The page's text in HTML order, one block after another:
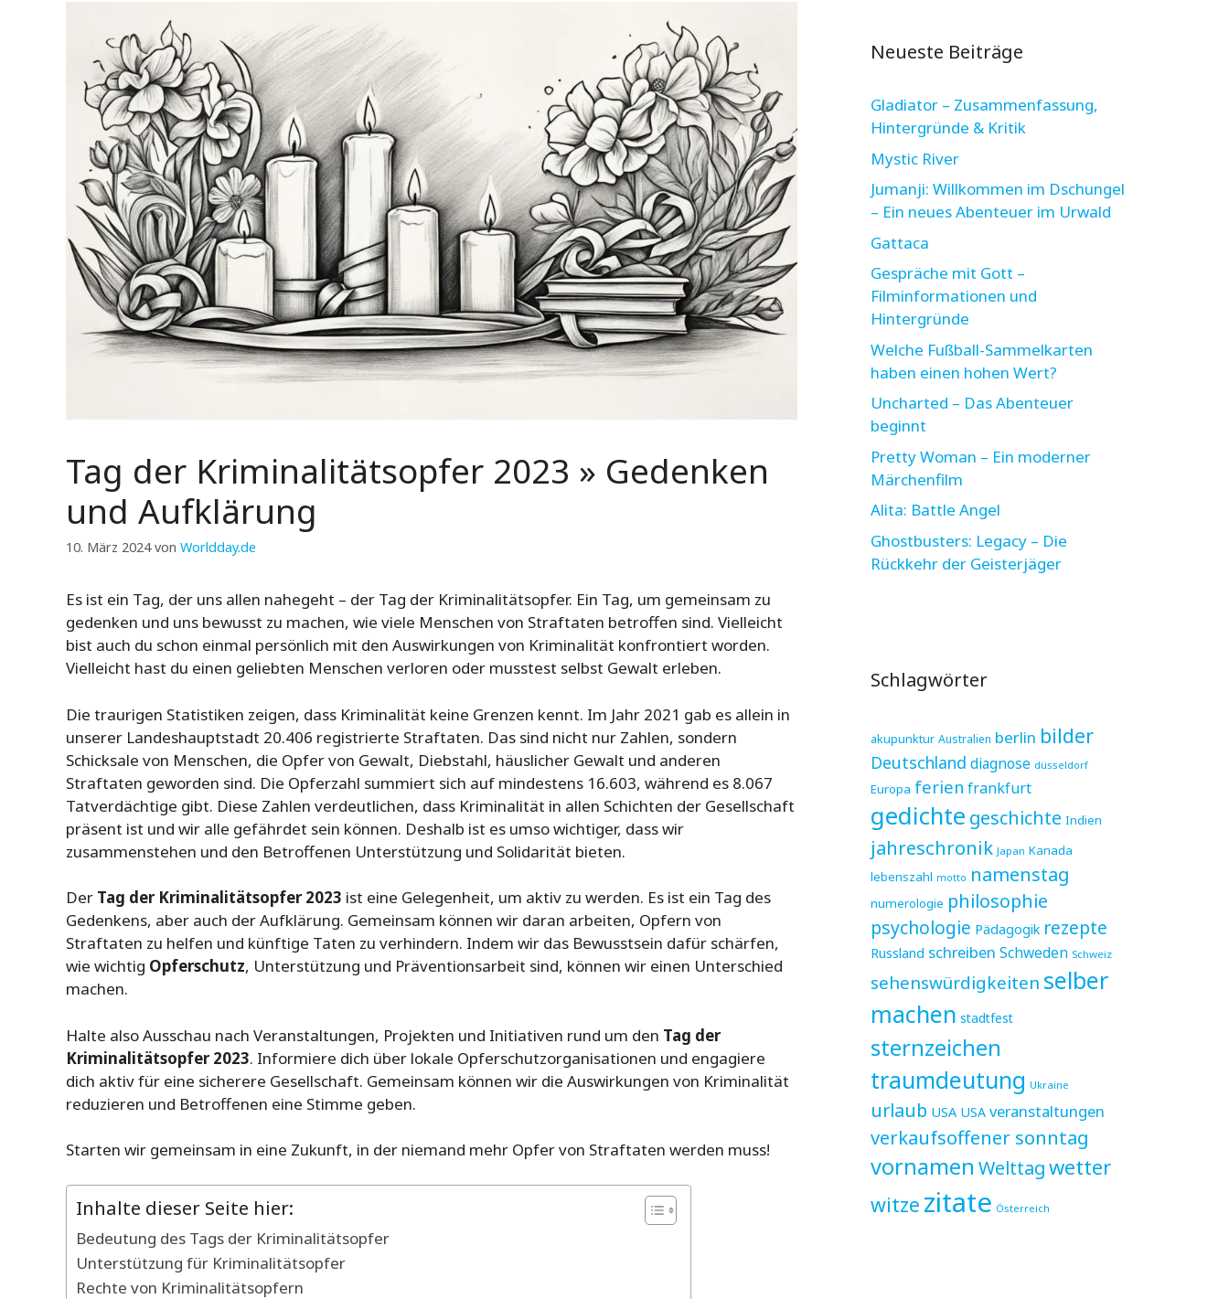
Tag der Kriminalitätsopfer 2023 » Gedenken
und Aufklärung
10. März 2024 von Worldday.de
Es ist ein Tag, der uns allen nahegeht – der Tag der Kriminalitätsopfer. Ein Tag, um gemeinsam zu
gedenken und uns bewusst zu machen, wie viele Menschen von Straftaten betroffen sind. Vielleicht
bist auch du schon einmal persönlich mit den Auswirkungen von Kriminalität konfrontiert worden.
Vielleicht hast du einen geliebten Menschen verloren oder musstest selbst Gewalt erleben.
Die traurigen Statistiken zeigen, dass Kriminalität keine Grenzen kennt. Im Jahr 2021 gab es allein in
unserer Landeshauptstadt 20.406 registrierte Straftaten. Das sind nicht nur Zahlen, sondern
Schicksale von Menschen, die Opfer von Gewalt, Diebstahl, häuslicher Gewalt und anderen
Straftaten geworden sind. Die Opferzahl summiert sich auf mindestens 16.603, während es 8.067
Tatverdächtige gibt. Diese Zahlen verdeutlichen, dass Kriminalität in allen Schichten der Gesellschaft
präsent ist und wir alle gefährdet sein können. Deshalb ist es umso wichtiger, dass wir
zusammenstehen und den Betroffenen Unterstützung und Solidarität bieten.
Der Tag der Kriminalitätsopfer 2023 ist eine Gelegenheit, um aktiv zu werden. Es ist ein Tag des
Gedenkens, aber auch der Aufklärung. Gemeinsam können wir daran arbeiten, Opfern von
Straftaten zu helfen und künftige Taten zu verhindern. Indem wir das Bewusstsein dafür schärfen,
wie wichtig Opferschutz, Unterstützung und Präventionsarbeit sind, können wir einen Unterschied
machen.
Halte also Ausschau nach Veranstaltungen, Projekten und Initiativen rund um den Tag der
Kriminalitätsopfer 2023. Informiere dich über lokale Opferschutzorganisationen und engagiere
dich aktiv für eine sicherere Gesellschaft. Gemeinsam können wir die Auswirkungen von Kriminalität
reduzieren und Betroffenen eine Stimme geben.
Starten wir gemeinsam in eine Zukunft, in der niemand mehr Opfer von Straftaten werden muss!
Inhalte dieser Seite hier:
Bedeutung des Tags der Kriminalitätsopfer
Unterstützung für Kriminalitätsopfer
Rechte von Kriminalitätsopfern
Neueste Beiträge
Gladiator – Zusammenfassung,
Hintergründe & Kritik
Mystic River
Jumanji: Willkommen im Dschungel
– Ein neues Abenteuer im Urwald
Gattaca
Gespräche mit Gott –
Filminformationen und
Hintergründe
Welche Fußball-Sammelkarten
haben einen hohen Wert?
Uncharted – Das Abenteuer
beginnt
Pretty Woman – Ein moderner
Märchenfilm
Alita: Battle Angel
Ghostbusters: Legacy – Die
Rückkehr der Geisterjäger
Schlagwörter
akupunktur Australien berlin bilder
Deutschland diagnose düsseldorf
Europa ferien frankfurt
gedichte geschichte Indien
jahreschronik Japan Kanada
lebenszahl motto namenstag
numerologie philosophie
psychologie Pädagogik rezepte
Russland schreiben Schweden Schweiz
sehenswürdigkeiten selber
machen stadtfest
sternzeichen
traumdeutung Ukraine
urlaub USA USA veranstaltungen
verkaufsoffener sonntag
vornamen Welttagwetter
witze zitate Österreich